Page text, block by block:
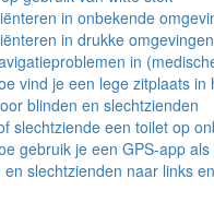
in onbekende
in drukke
in
vind je een lege zitplaats
blinden en slechtzienden
slechtziende een toilet op
gebruik je een GPS-app
slechtzienden naar links